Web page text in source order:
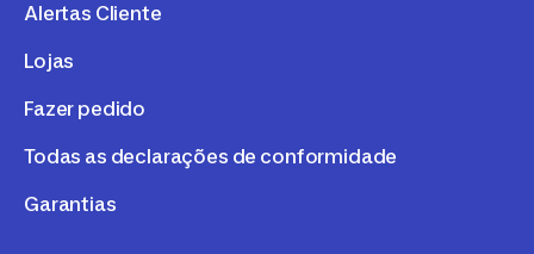
Alertas Cliente
Lojas
Fazer pedido
Todas as declarações de conformidade
Garantias